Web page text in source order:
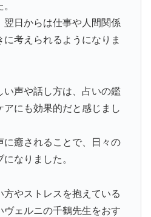
翌日からは仕事や人間関係
考えられるようになりま
い声や話し方は、占いの鑑
アにも効果的だと感じまし
に癒されることで、日々の
なりました。
やストレスを抱えている
ヴェルニの千鶴先生をおす